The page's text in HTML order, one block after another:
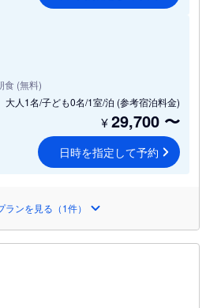
食 (無料)
大人1名/子ども0名/1室/泊 (参考宿泊料金)
¥29,700 〜
日時を指定して予約
ランを見る（1件）